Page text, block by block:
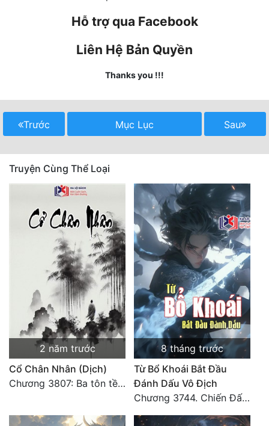
Phương Tây
Phản Phái
Quân Sự
Thanh Xuân
Tiên Hiệp
Tiểu Thuyết
Trinh Thám
Triều Đấu
Trùng Sinh
Trọng Sinh
Hỗ trợ qua Facebook
Liên Hệ Bản Quyền
Thanks you !!!
Trước Mục Lục Sau
Truyện Cùng Thể Loại
2 năm trước
Cổ Chân Nhân (Dịch)
Chương 3807: Ba tôn tề công Thiên Đình (2)
8 tháng trước
Từ Bổ Khoái Bắt Đầu
Đánh Dấu Vô Địch
Chương 3744. Chiến Đấu nghiền ép, Cực Thiên Chỉ Chủ (Đại Kết Cục)